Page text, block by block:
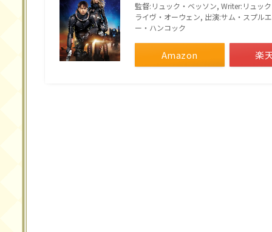
監督:リュック・ベッソン, Writer:リュッ
ライヴ・オーウェン, 出演:サム・スプル
ー・ハンコック
Amazon 楽